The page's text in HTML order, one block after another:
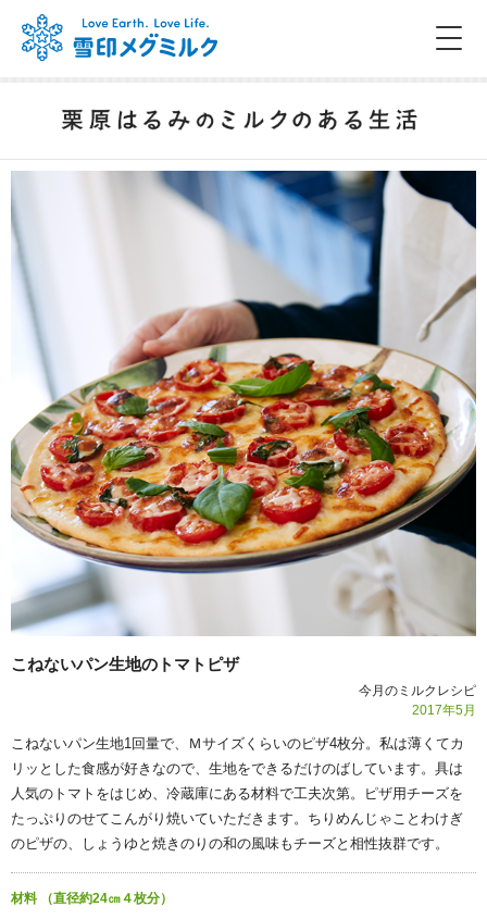
こねないパン生地のトマトピザ
今月のミルクレシピ
2017年5月
こねないパン生地1回量で、Ｍサイズくらいのピザ4枚分。私は薄くてカ
リッとした食感が好きなので、生地をできるだけのばしています。具は
人気のトマトをはじめ、冷蔵庫にある材料で工夫次第。ピザ用チーズを
たっぷりのせてこんがり焼いていただきます。ちりめんじゃことわけぎ
のピザの、しょうゆと焼きのりの和の風味もチーズと相性抜群です。
材料 （直径約24㎝４枚分）